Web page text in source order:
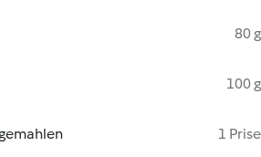
80 g
100 g
1 Prise